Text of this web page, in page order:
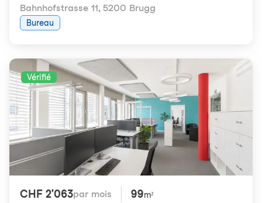
Bahnhofstrasse 11, 5200 Brugg
Bureau
Vérifié
CHF 2'063par mois 99m²